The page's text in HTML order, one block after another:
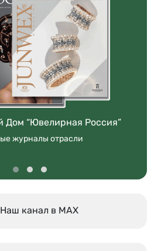
Дом “Ювелирная Россия”
журналы отрасли
Наш канал в МАХ